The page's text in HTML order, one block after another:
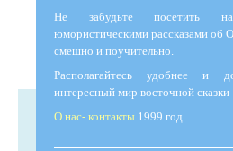
Не забудьте посетить
юмористическими рассказами об
смешно и поучительно.
Располагайтесь удобнее и
интересный мир восточной
О нас- контакты 1999 год.